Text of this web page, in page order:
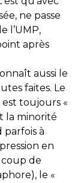
ne passe
l’UMP,
après
aussi le
faites. Le
toujours «
la minorité
parfois à
en
coup de
le «